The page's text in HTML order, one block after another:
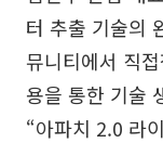
터 추출 기술의
뮤니티에서 직
용을 통한 기술
“아파치 2.0 라